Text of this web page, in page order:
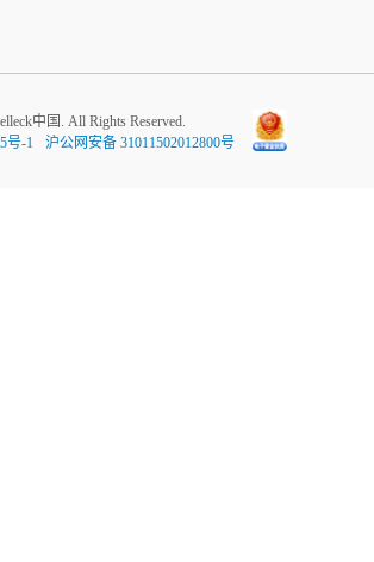
中国. All Rights Reserved.
号-1
沪公网安备 31011502012800号